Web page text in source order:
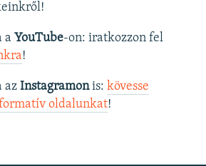
a YouTube-on: iratkozzon fel
!
az Instagramonis: kövesse
oldalunkat! ​